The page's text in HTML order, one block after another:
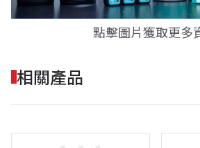
點擊圖片獲取更多
相關產品